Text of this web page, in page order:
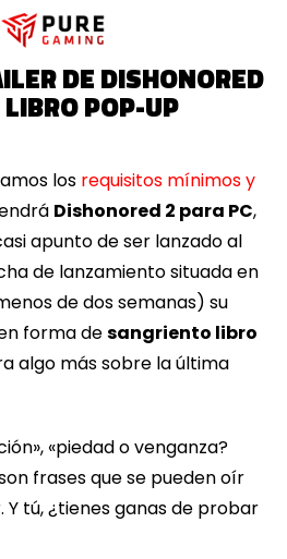
DE DISHONORED
POP-UP
los requisitos mínimos y
Dishonored 2 para PC,
apunto de ser lanzado al
de lanzamiento situada en
de dos semanas) su
forma desangriento libro
algo más sobre la última
«piedad o venganza?
frases que se pueden oír
tú, ¿tienes ganas de probar